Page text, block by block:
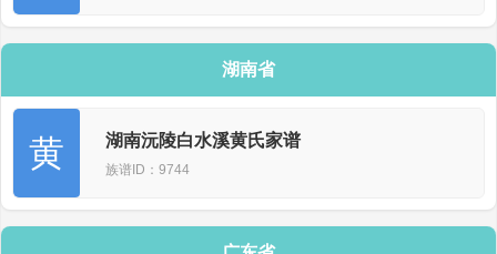
湖南省
黄 湖南沅陵白水溪黄氏家谱
族谱ID：9744